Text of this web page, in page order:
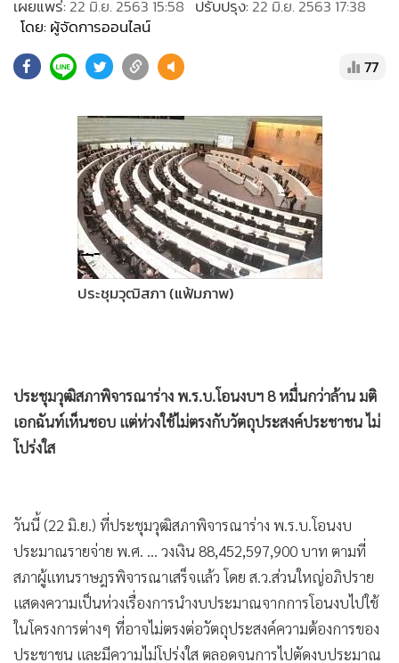
• Cyber BIZ
• Good health & Well-being
Management & HR
MGR Live
Infographic
ท่องเที่ยว
ต่างประเทศ
• ชุมชน-คุณภาพชีวิต
• อาชญากรรม
• Motoring
•
วิทยาศาสตร์
หุ้น
• อินโดจีน
• กองทุนรวม
• Celeb Online
เผยแพร่: 22 มิ.ย. 2563 15:58 ปรับปรุง: 22 มิ.ย. 2563 17:38
โดย: ผู้จัดการออนไลน์
77
ประชุมวุฒิสภา (แฟ้มภาพ)